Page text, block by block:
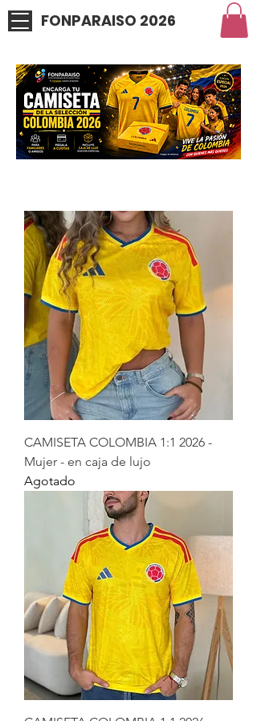
FONPARAISO 2026
CAMISETA COLOMBIA 1:1 2026 -
Mujer - en caja de lujo
Agotado